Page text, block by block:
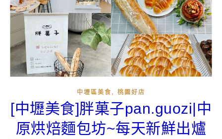
中壢區美食 , 桃園好店
[中壢美食]胖菓子pan.guozi|中
原烘焙麵包坊~每天新鮮出爐